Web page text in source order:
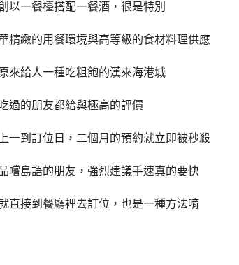
以一餐檯搭配一餐酒，很是特別
精緻的用餐環境與高等級的食材料理供應
來給人一種吃粗飽的漢來海港城
過的朋友都給與極高的評價
一到訂位日，二個月的預約就立即被秒殺
嚐島語的朋友，強烈建議手速真的要快
直接到餐廳裡去訂位，也是一種方法唷